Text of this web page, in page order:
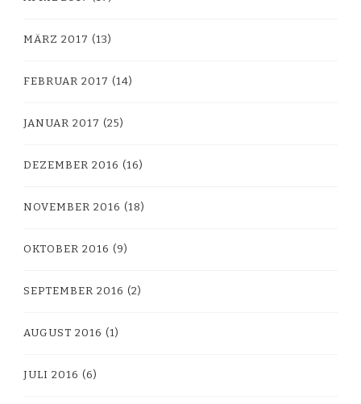
MÄRZ 2017 (13)
FEBRUAR 2017 (14)
JANUAR 2017 (25)
DEZEMBER 2016 (16)
NOVEMBER 2016 (18)
OKTOBER 2016 (9)
SEPTEMBER 2016 (2)
AUGUST 2016 (1)
JULI 2016 (6)